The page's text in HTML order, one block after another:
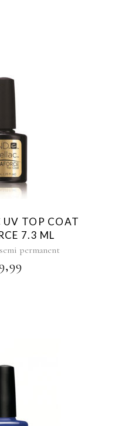
UV TOP COAT
7.3 ML
permanent